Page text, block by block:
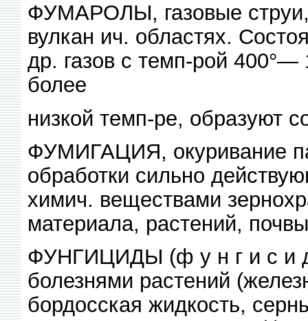
ФУМАРОЛЫ, газовые
вулкан ич. областях.
др. газов с темп-рой
более
низкой темп-ре, образуют
ФУМИГАЦИЯ, окуривание
обработки сильно
химич. веществами
материала, растений,
ФУНГИЦИДЫ (ф у н г и с и
болезнями растений
бордосская жидкость,